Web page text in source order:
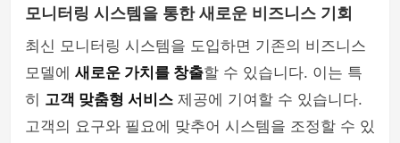
모니터링 시스템을 통한 새로운 비즈니스 기회
최신 모니터링 시스템을 도입하면 기존의 비즈니스
모델에 새로운 가치를 창출할 수 있습니다. 이는 특
히 고객 맞춤형 서비스 제공에 기여할 수 있습니다.
고객의 요구와 필요에 맞추어 시스템을 조정할 수 있